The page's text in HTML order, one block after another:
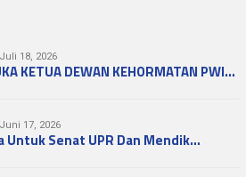
Juli 18, 2026
KETUA DEWAN KEHORMATAN PWI…
Juni 17, 2026
Untuk Senat UPR Dan Mendik…